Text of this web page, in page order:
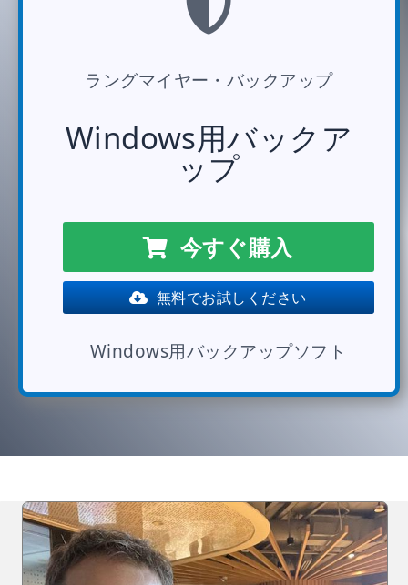
ラングマイヤー・バックアップ
Windows用バックア
ップ
今すぐ購入
無料でお試しください
Windows用バックアップソフト